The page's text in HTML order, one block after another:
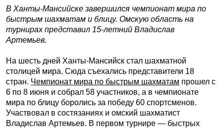
В Ханты-Мансийске завершился чемпионат мира по
быстрым шахматам и блицу. Омскую область на
турнирах представил 15-летний Владислав
Артемьев.
На шесть дней Ханты-Мансийск стал шахматной
столицей мира. Сюда съехались представители 18
стран. Чемпионат мира по быстрым шахматам прошел с
6 по 8 июня и собрал 58 участников, а в чемпионате
мира по блицу боролись за победу 60 спортсменов.
Участвовал в состязаниях и омский шахматист
Владислав Артемьев. В первом турнире — быстрых